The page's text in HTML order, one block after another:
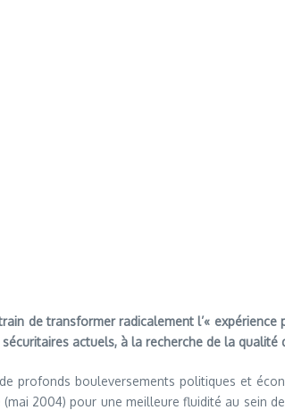
de transformer radicalement l’«
actuels, à la recherche de la
profonds bouleversements politiques et
(mai 2004) pour une meilleure fluidité au sein